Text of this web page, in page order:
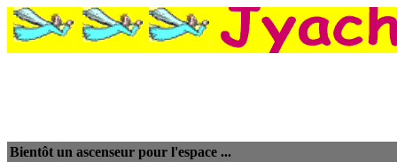
Bientôt un ascenseur pour l'espace ...